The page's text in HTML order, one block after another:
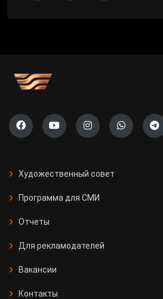
Художественный совет
Программа для СМИ
Отчеты
Для рекламодателей
Вакансии
Контакты